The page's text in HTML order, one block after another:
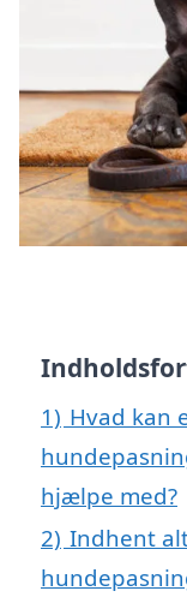
1) Hvad kan
hjælpe med?
2) Indhent